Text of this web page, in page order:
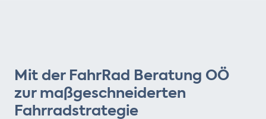
Mit der FahrRad Beratung OÖ
zur maßgeschneiderten
Fahrradstrategie